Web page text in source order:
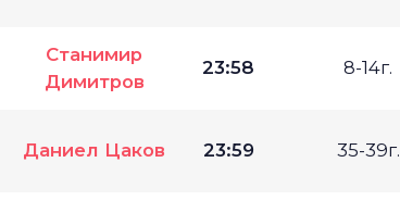
Станимир
Димитров
23:58 8-14г.
Даниел Цаков 23:59 35-39г.